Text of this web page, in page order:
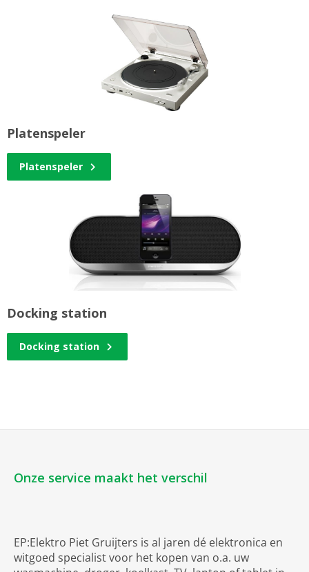
Platenspeler
Platenspeler
Docking station
Docking station
Onze service maakt het verschil
EP:Elektro Piet Gruijters is al jaren dé elektronica en
witgoed specialist voor het kopen van o.a. uw